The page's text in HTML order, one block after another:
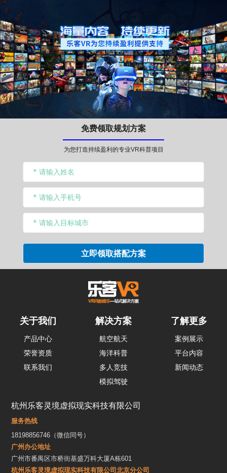
免费领取规划方案
为您打造持续盈利的专业VR科普项目
关于我们
产品中心
荣誉资质
联系我们
解决方案
航空航天
海洋科普
多人竞技
模拟驾驶
了解更多
案例展示
平台内容
新闻动态
杭州乐客灵境虚拟现实科技有限公司
服务热线
18198856746（微信同号）
广州办公地址
广州市番禺区市桥街基盛万科大厦A栋601
杭州乐客灵境虚拟现实科技有限公司北京分公司